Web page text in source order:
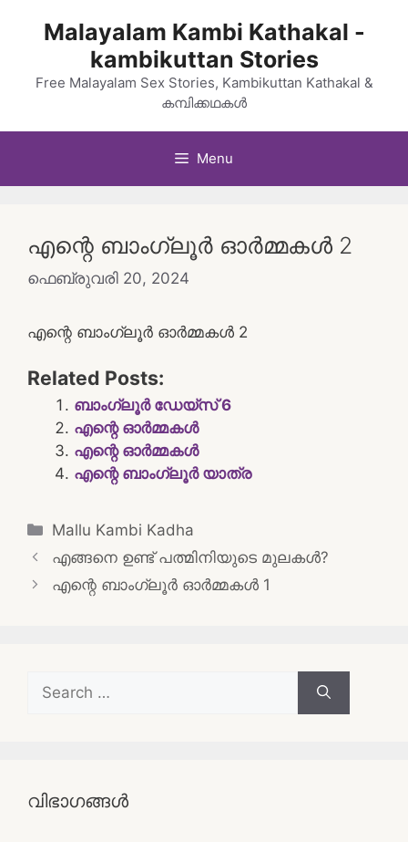
Malayalam Kambi Kathakal -
kambikuttan Stories
Free Malayalam Sex Stories, Kambikuttan Kathakal &
കമ്പിക്കഥകൾ
Menu
എന്റെ ബാംഗ്ലൂർ ഓർമ്മകൾ 2
ഫെബ്രുവരി 20, 2024
എന്റെ ബാംഗ്ലൂർ ഓർമ്മകൾ 2
Related Posts:
ബാംഗ്ലൂർ ഡേയ്‌സ് 6
എന്റെ ഓർമ്മകൾ
എന്റെ ഓർമ്മകൾ
എന്റെ ബാംഗ്ലൂർ യാത്ര
Categories
Mallu Kambi Kadha
Post
navigation
എങ്ങനെ ഉണ്ട് പത്മിനിയുടെ മുലകൾ?
എന്റെ ബാംഗ്ലൂർ ഓർമ്മകൾ 1
Search
for:
വിഭാഗങ്ങൾ